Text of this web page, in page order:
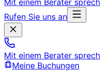
Mit einem Berater
Rufen Sie uns an
Mit einem Berater
Meine Buchungen